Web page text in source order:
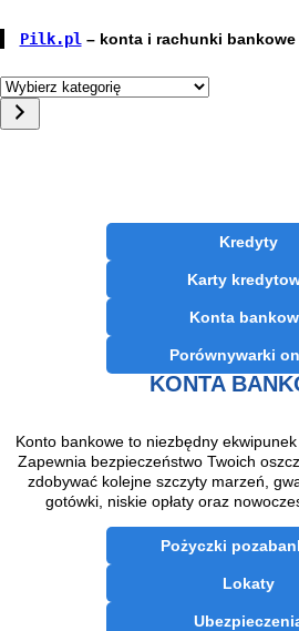
Pilk.pl – konta i rachunki bankowe
W
y
b
Kredyty
Karty
Konta
Porównywarki
KONTA
Konto bankowe to niezbędny
Zapewnia bezpieczeństwo Twoich
zdobywać kolejne szczyty marzeń,
gotówki, niskie opłaty oraz
Pożyczki
Lokaty